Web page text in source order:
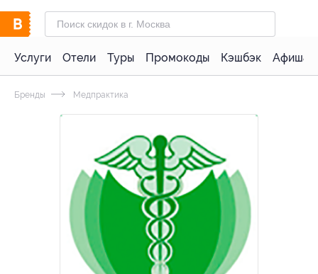
Услуги Отели Туры Промокоды Кэшбэк Афиша
Бренды Медпрактика